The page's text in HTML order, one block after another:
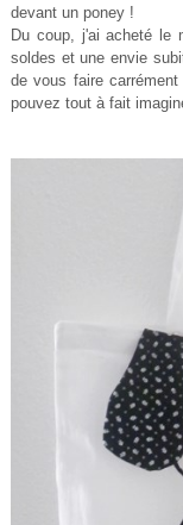
devant un poney !
Du coup, j'ai acheté le
soldes et une envie
de vous faire
pouvez tout à fait